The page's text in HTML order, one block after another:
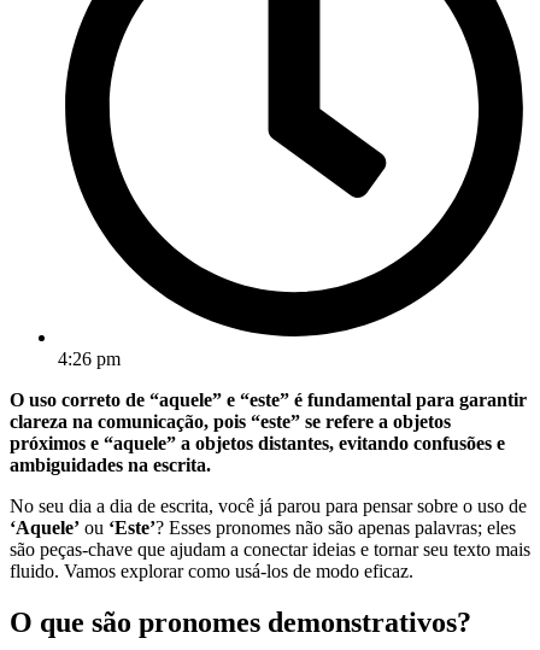
4:26 pm
O uso correto de “aquele” e “este” é fundamental para garantir
clareza na comunicação, pois “este” se refere a objetos
próximos e “aquele” a objetos distantes, evitando confusões e
ambiguidades na escrita.
No seu dia a dia de escrita, você já parou para pensar sobre o uso de
‘Aquele’ ou ‘Este’? Esses pronomes não são apenas palavras; eles
são peças-chave que ajudam a conectar ideias e tornar seu texto mais
fluido. Vamos explorar como usá-los de modo eficaz.
O que são pronomes demonstrativos?